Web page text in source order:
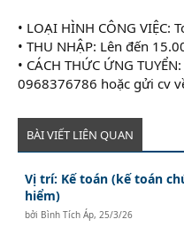
• LOẠI HÌNH CÔNG VIỆC:
• THU NHẬP: Lên đến
• CÁCH THỨC ỨNG
0968376786 hoặc gửi cv
BÀI VIẾT LIÊN QUAN
Vị trí: Kế toán (kế toán
hiểm)
bởi Bình Tích Áp, 25/3/26